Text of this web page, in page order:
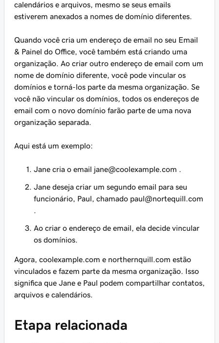
calendários e arquivos, mesmo se seus emails
estiverem anexados a nomes de domínio diferentes.
Quando você cria um endereço de email no seu Email
& Painel do Office, você também está criando uma
organização. Ao criar outro endereço de email com um
nome de domínio diferente, você pode vincular os
domínios e torná-los parte da mesma organização. Se
você não vincular os domínios, todos os endereços de
email com o novo domínio farão parte de uma nova
organização separada.
Aqui está um exemplo:
Jane cria o email jane@coolexample.com
Jane deseja criar um segundo email para seu
funcionário, Paul, chamado paul@nortequill.com
Ao criar o endereço de email, ela decide vincular
os domínios.
Agora, coolexample.com e northernquill.com estão
vinculados e fazem parte da mesma organização. Isso
significa que Jane e Paul podem compartilhar contatos,
arquivos e calendários.
Etapa relacionada